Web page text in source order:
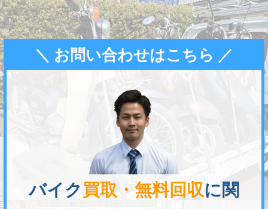
＼ お問い合わせはこちら ／
バイク 買取・無料回収に関